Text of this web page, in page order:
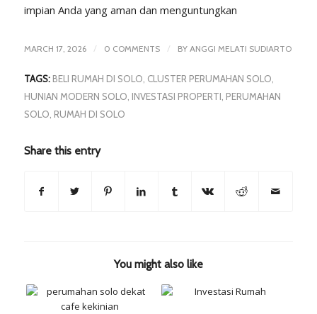
impian Anda yang aman dan menguntungkan
MARCH 17, 2026 / 0 COMMENTS / BY ANGGI MELATI SUDIARTO
TAGS: BELI RUMAH DI SOLO, CLUSTER PERUMAHAN SOLO,
HUNIAN MODERN SOLO, INVESTASI PROPERTI, PERUMAHAN
SOLO, RUMAH DI SOLO
Share this entry
You might also like